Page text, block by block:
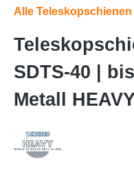
Alle Teleskopschienen
SDTS-40 |
Metall